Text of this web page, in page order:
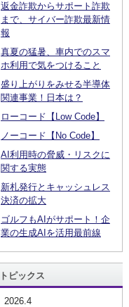
返金詐欺からサポート詐欺
まで、サイバー詐欺最新情
報
真夏の猛暑、車内でのスマ
ホ利用で気をつけること
盛り上がりをみせる半導体
関連事業！日本は？
ローコード【Low Code】
ノーコード【No Code】
AI利用時の脅威・リスクに
関する実態
新札発行とキャッシュレス
決済の拡大
ゴルフもAIがサポート！企
業の生成AIを活用最前線
トピックス
2026.4